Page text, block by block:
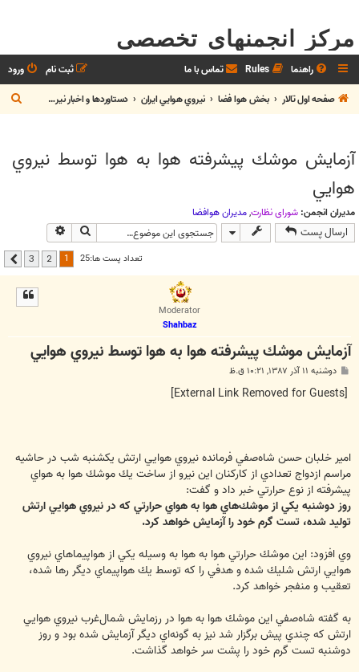
مرکز انجمنهای تخصصی
راهنما Rules تماس با ما ورود
ثبت نام
صفحه اول تالار
بخش هوا فضا نيروي هوايي ايران دستاوردها و اخبار نيروي هوايي
ج
س
آزمايش موشك پيشرفته هوا به هوا توسط نيروي
هوايي
مدیران انجمن: شوراي نظارت,مديران هوافضا
ارسال پست جستجو
تعداد پست ها:25 2
3 بعدی
Moderator
Shahbaz
آزمايش موشك پيشرفته هوا به هوا توسط نيروي هوايي
پ
ت
دوشنبه ۱۱ آذر ۱۳۸۷, ۱۰:۲۱ ق.ظ
امير خلبان حسن شاه‌صفي فرمانده نيروي هوايي ارتش يكشنبه شب در حاشيه
مراسم ازدواج تعدادي از كاركنان اين نيرو از ساخت يك موشك هوا به هواي
پيشرفته از نوع حرارتي خبر داد و گفت:
روز دوشنبه يكي از موشك‌هاي هوا به هواي حرارتي كه در نيروي هوايي ارتش
توليد شده، تست گرم خود را آزمايش خواهد كرد.
وي افزود: اين موشك حرارتي هوا به هوا به وسيله يكي از هواپيماهاي نيروي
هوايي ارتش شليك شده و هدفي را كه توسط يك هواپيماي ديگر رها شده،
تعقيب و منفجر خواهد كرد.
به گفته شاه‌صفي اين موشك هوا به هوا در رزمايش شمال‌غرب نيروي هوايي
ارتش كه چندي پيش برگزار شد نيز به گونه‌اي ديگر آزمايش شده بود و روز
دوشنبه تست گرم خود را پشت سر خواهد گذاشت.